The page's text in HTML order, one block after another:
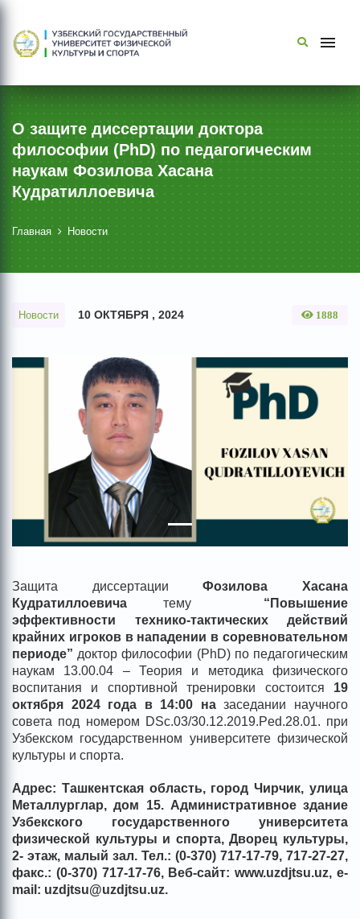
О защите диссертации доктора
философии (PhD) по педагогическим
наукам Фозилова Хасана
Кудратиллоевича
Главная Новости
Новости 10 ОКТЯБРЯ , 2024 1888
Защита диссертацииФозилова Хасана
Кудратиллоевича тему “Повышение
эффективности технико-тактических действий
крайних игроков в нападении в соревновательном
периоде” доктор философии (PhD) по педагогическим
наукам 13.00.04 – Теория и методика физического
воспитания и спортивной тренировки состоится 19
октября 2024 года в 14:00 назаседании научного
совета под номером DSc.03/30.12.2019.Ped.28.01. при
Узбекском государственном университете физической
культуры и спорта.
Адрес: Ташкентская область, город Чирчик, улица
Металлурглар, дом 15. Административное здание
Узбекского государственного университета
физической культуры и спорта, Дворец культуры,
2- этаж, малый зал. Тел.: (0-370) 717-17-79, 717-27-27,
факс.: (0-370) 717-17-76, Веб-сайт: www.uzdjtsu.uz, e-
mail: uzdjtsu@uzdjtsu.uz.